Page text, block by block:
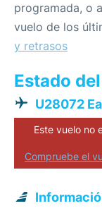
programada, o
vuelo de los
y retrasos
Estado
U28072
Este vuelo no
Compruebe el